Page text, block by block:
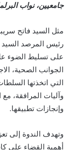
جامعيين، نواب
مثل السيد فاتح
رئيس المرصد السيد
على تسليط الضوء
الجوانب الصحية،
التي اتخذتها
وآليات المرافقة،
وإنجازات تطبيقها.
وتهدف الندوة إلى
أهمية القضاء على